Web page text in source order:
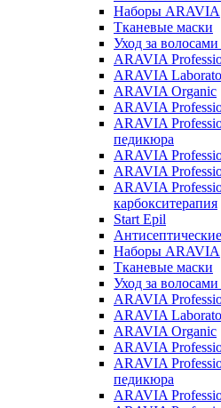
Наборы ARAVIA
Тканевые маски
Уход за
ARAVIA
ARAVIA
ARAVIA Organic
ARAVIA
ARAVIA
педикюра
ARAVIA
ARAVIA
ARAVIA
карбокситерапия
Start Epil
Наборы ARAVIA
Тканевые маски
Уход за
ARAVIA
ARAVIA
ARAVIA Organic
ARAVIA
ARAVIA
педикюра
ARAVIA